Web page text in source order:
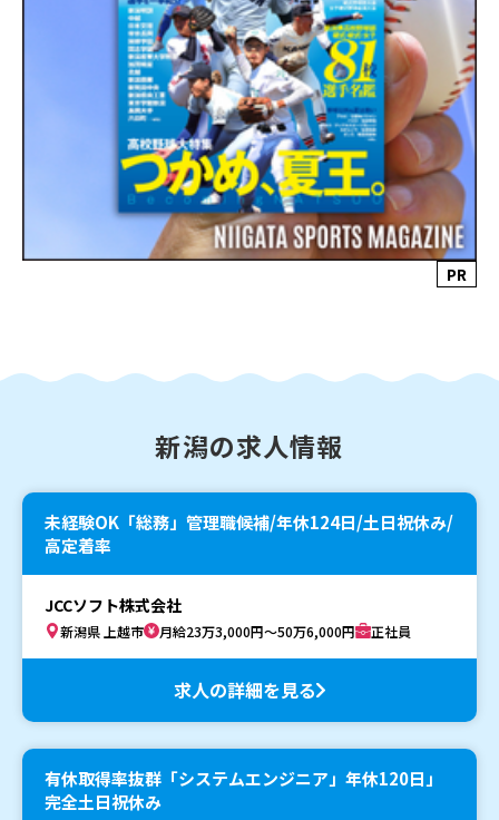
PR
新潟の求人情報
未経験OK「総務」管理職候補/年休124日/土日祝休み/
高定着率
JCCソフト株式会社
新潟県 上越市 月給23万3,000円～50万6,000円 正社員
求人の詳細を見る
有休取得率抜群「システムエンジニア」年休120日」
完全土日祝休み